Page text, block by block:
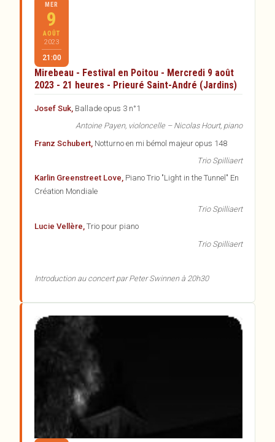
MER
9
AOÛT
2023
21:00
Mirebeau - Festival en Poitou - Mercredi 9 août
2023 - 21 heures - Prieuré Saint-André (Jardins)
Josef Suk, Ballade opus 3 n°1
Antoine Payen, violoncelle – Nicolas Hourt, piano
Franz Schubert, Notturno en mi bémol majeur opus 148
Trio Spilliaert
Karlin Greenstreet Love, Piano Trio "Light in the Tunnel" En
Création Mondiale
Trio Spilliaert
Lucie Vellère, Trio pour piano
Trio Spilliaert
Introduction au concert par Peter Swinnen à 20h30